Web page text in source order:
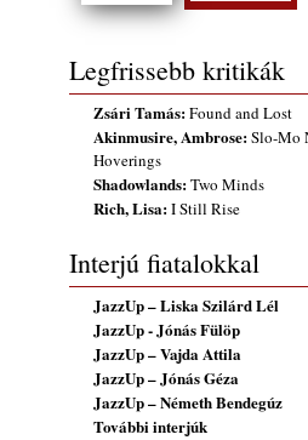
Szabolcs
FREE JAZZ ALBUMS
2026. július 16.
Legfrissebb kritikák
Zsári Tamás:Found and Lost
Akinmusire, Ambrose:Slo-Mo
Hoverings
Shadowlands:Two Minds
Rich, Lisa:I Still Rise
Interjú fiatalokkal
JazzUp – Liska Szilárd Lél
JazzUp - Jónás Fülöp
JazzUp – Vajda Attila
JazzUp – Jónás Géza
JazzUp – Németh Bendegúz
További interjúk